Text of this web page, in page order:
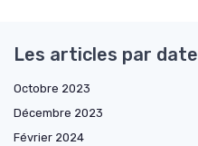
Les articles par date
Octobre 2023
Décembre 2023
Février 2024